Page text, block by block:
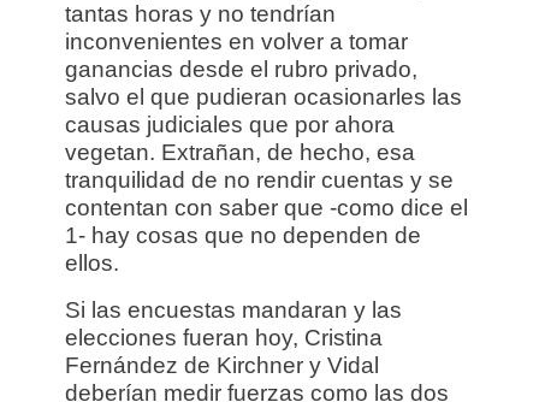
tantas horas y no tendrían
inconvenientes en volver a tomar
ganancias desde el rubro privado,
salvo el que pudieran ocasionarles las
causas judiciales que por ahora
vegetan. Extrañan, de hecho, esa
tranquilidad de no rendir cuentas y se
contentan con saber que -como dice el
1- hay cosas que no dependen de
ellos.
Si las encuestas mandaran y las
elecciones fueran hoy, Cristina
Fernández de Kirchner y Vidal
deberían medir fuerzas como las dos